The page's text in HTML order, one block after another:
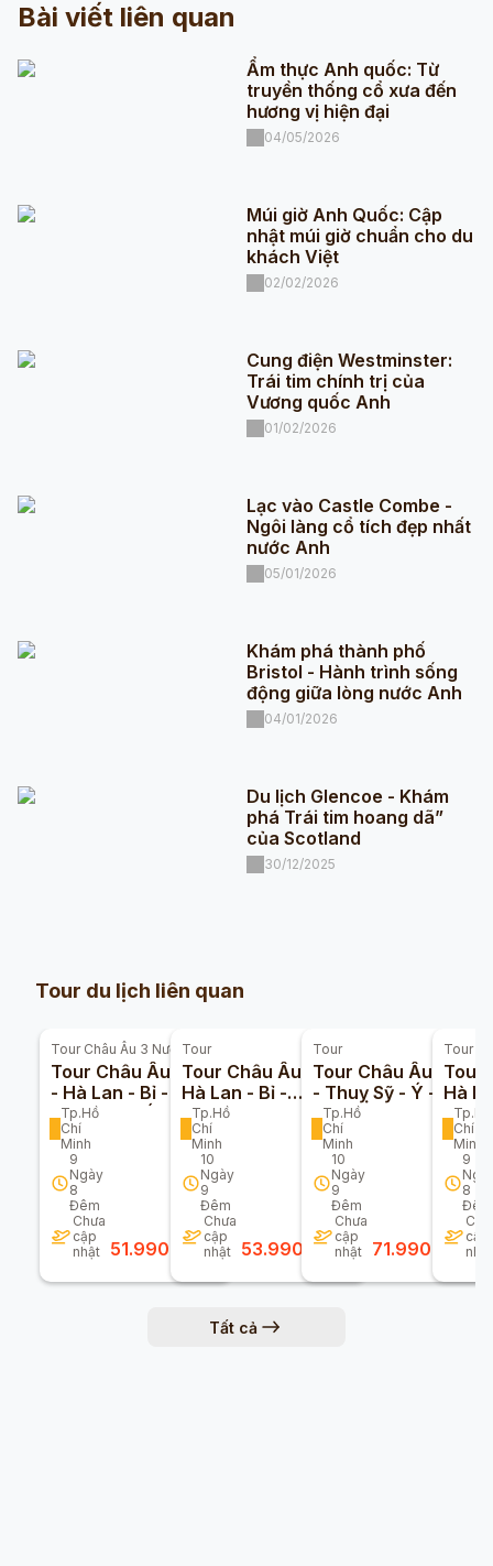
Bài viết liên quan
Ẩm thực Anh quốc: Từ
truyền thống cổ xưa đến
hương vị hiện đại
04/05/2026
Múi giờ Anh Quốc: Cập
nhật múi giờ chuẩn cho du
khách Việt
02/02/2026
Cung điện Westminster:
Trái tim chính trị của
Vương quốc Anh
01/02/2026
Lạc vào Castle Combe -
Ngôi làng cổ tích đẹp nhất
nước Anh
05/01/2026
Khám phá thành phố
Bristol - Hành trình sống
động giữa lòng nước Anh
04/01/2026
Du lịch Glencoe - Khám
phá Trái tim hoang dã”
của Scotland
30/12/2025
Tour du lịch liên quan
Tour Châu Âu 3 Nước
Tour Châu Âu Đức
- Hà Lan - Bỉ - Pháp
- Thuỵ Sĩ - Ý 9n8đ
(Bay Turkmenistan
Airline)
Tp.Hồ
Chí
Minh
9
Ngày
8
Đêm
Chưa
cập
nhật
51.990.000đ
Tour
Tour Châu Âu Đức -
Hà Lan - Bỉ -
Luxembourg - Pháp
10n9đ (Bay
Vietnam Airlines)
Tp.Hồ
Chí
Minh
10
Ngày
9
Đêm
Chưa
cập
nhật
53.990.000đ
Tour
Tour Châu Âu Pháp
- Thuỵ Sỹ - Ý -
Vatican 10n9đ (Bay
Turkish Airlines)
Tp.Hồ
Chí
Minh
10
Ngày
9
Đêm
Chưa
cập
nhật
71.990.000đ
Tour
Tour
Hà
Thụy
(Bay
Tp.Hồ
Chí
Minh
9
8
Đêm
cập
nhật
Tất cả